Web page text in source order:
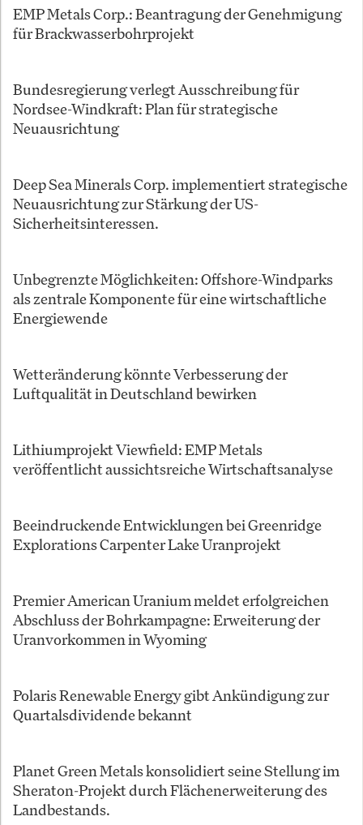
EMP Metals Corp.: Beantragung der Genehmigung
für Brackwasserbohrprojekt
Bundesregierung verlegt Ausschreibung für
Nordsee-Windkraft: Plan für strategische
Neuausrichtung
Deep Sea Minerals Corp. implementiert strategische
Neuausrichtung zur Stärkung der US-
Sicherheitsinteressen.
Unbegrenzte Möglichkeiten: Offshore-Windparks
als zentrale Komponente für eine wirtschaftliche
Energiewende
Wetteränderung könnte Verbesserung der
Luftqualität in Deutschland bewirken
Lithiumprojekt Viewfield: EMP Metals
veröffentlicht aussichtsreiche Wirtschaftsanalyse
Beeindruckende Entwicklungen bei Greenridge
Explorations Carpenter Lake Uranprojekt
Premier American Uranium meldet erfolgreichen
Abschluss der Bohrkampagne: Erweiterung der
Uranvorkommen in Wyoming
Polaris Renewable Energy gibt Ankündigung zur
Quartalsdividende bekannt
Planet Green Metals konsolidiert seine Stellung im
Sheraton-Projekt durch Flächenerweiterung des
Landbestands.